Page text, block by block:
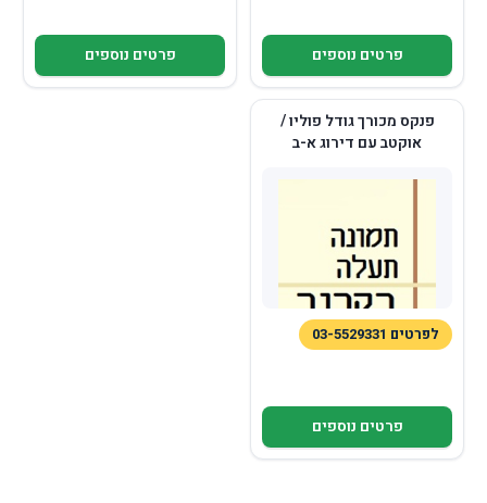
פרטים נוספים פרטים נוספים
פנקס מכורך גודל פוליו /
אוקטב עם דירוג א-ב
לפרטים 03-5529331
פרטים נוספים